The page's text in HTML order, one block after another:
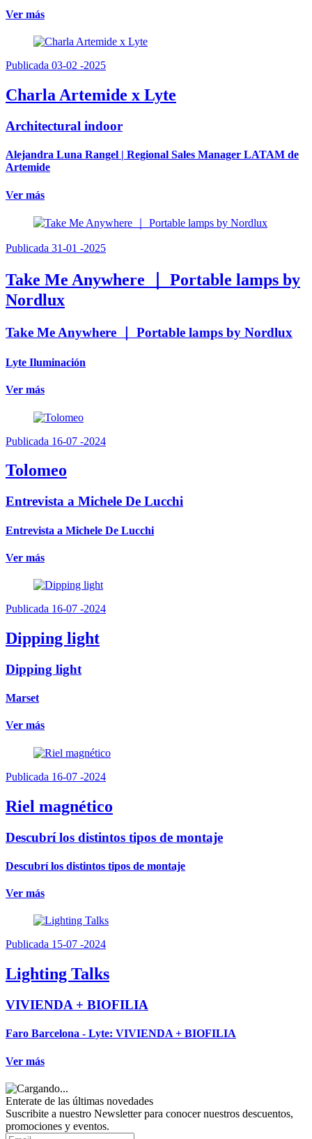
Ver más
Publicada 03-02 -2025
Charla Artemide x Lyte
Architectural indoor
Alejandra Luna Rangel | Regional Sales Manager LATAM de
Artemide
Ver más
Publicada 31-01 -2025
Take Me Anywhere ｜ Portable lamps by
Nordlux
Take Me Anywhere ｜ Portable lamps by Nordlux
Lyte Iluminación
Ver más
Publicada 16-07 -2024
Tolomeo
Entrevista a Michele De Lucchi
Entrevista a Michele De Lucchi
Ver más
Publicada 16-07 -2024
Dipping light
Dipping light
Marset
Ver más
Publicada 16-07 -2024
Riel magnético
Descubrí los distintos tipos de montaje
Descubrí los distintos tipos de montaje
Ver más
Publicada 15-07 -2024
Lighting Talks
VIVIENDA + BIOFILIA
Faro Barcelona - Lyte: VIVIENDA + BIOFILIA
Ver más
Enterate de las últimas novedades
Suscribite a nuestro Newsletter para conocer nuestros descuentos,
promociones y eventos.